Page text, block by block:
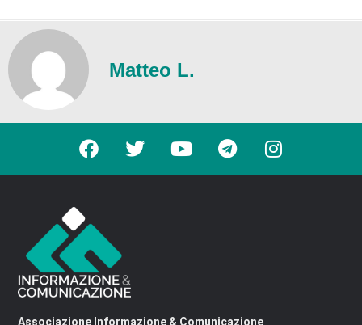
Matteo L.
Associazione Informazione & Comunicazione